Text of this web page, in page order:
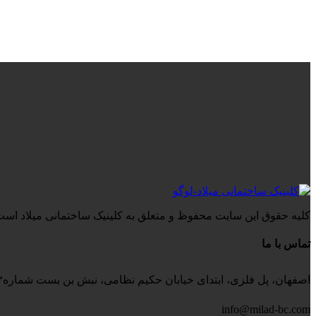
کلیه حقوق این سایت محفوظ و متعلق به کلینیک ساختمانی میلاد
تماس با ما
اصفهان، پل فلزی، ابتدای خیابان حکیم نظامی، نبش بن بست شماره۳، کلینیک ساختمانی میلاد
info@milad-bc.com